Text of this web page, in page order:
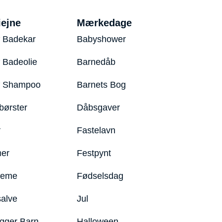
Badekar
Badeolie
Shampoo
Mærkedage
Babyshower
Barnedåb
Barnets Bog
Dåbsgaver
Fastelavn
Festpynt
Fødselsdag
Jul